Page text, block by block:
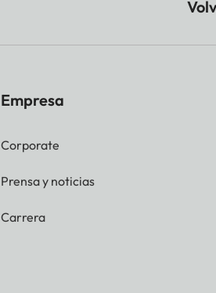
Empresa
Corporate
Prensa y noticias
Carrera